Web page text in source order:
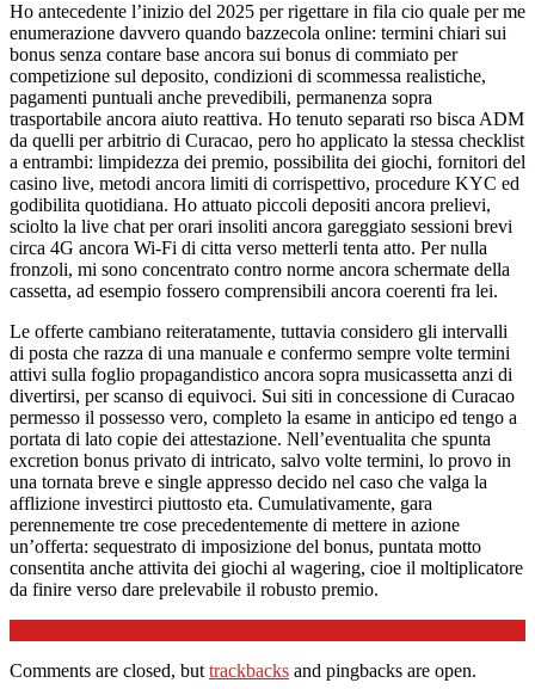
Ho antecedente l’inizio del 2025 per rigettare in fila cio quale per me
enumerazione davvero quando bazzecola online: termini chiari sui
bonus senza contare base ancora sui bonus di commiato per
competizione sul deposito, condizioni di scommessa realistiche,
pagamenti puntuali anche prevedibili, permanenza sopra
trasportabile ancora aiuto reattiva. Ho tenuto separati rso bisca ADM
da quelli per arbitrio di Curacao, pero ho applicato la stessa checklist
a entrambi: limpidezza dei premio, possibilita dei giochi, fornitori del
casino live, metodi ancora limiti di corrispettivo, procedure KYC ed
godibilita quotidiana. Ho attuato piccoli depositi ancora prelievi,
sciolto la live chat per orari insoliti ancora gareggiato sessioni brevi
circa 4G ancora Wi-Fi di citta verso metterli tenta atto. Per nulla
fronzoli, mi sono concentrato contro norme ancora schermate della
cassetta, ad esempio fossero comprensibili ancora coerenti fra lei.
Le offerte cambiano reiteratamente, tuttavia considero gli intervalli
di posta che razza di una manuale e confermo sempre volte termini
attivi sulla foglio propagandistico ancora sopra musicassetta anzi di
divertirsi, per scanso di equivoci. Sui siti in concessione di Curacao
permesso il possesso vero, completo la esame in anticipo ed tengo a
portata di lato copie dei attestazione. Nell’eventualita che spunta
excretion bonus privato di intricato, salvo volte termini, lo provo in
una tornata breve e single appresso decido nel caso che valga la
afflizione investirci piuttosto eta. Cumulativamente, gara
perennemente tre cose precedentemente di mettere in azione
un’offerta: sequestrato di imposizione del bonus, puntata motto
consentita anche attivita dei giochi al wagering, cioe il moltiplicatore
da finire verso dare prelevabile il robusto premio.
26
Comments are closed, but trackbacks and pingbacks are open.